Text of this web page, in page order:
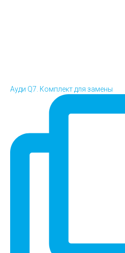
Ауди Q7. Комплект для замены